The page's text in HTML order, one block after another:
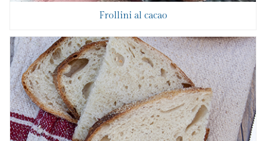
Frollini al cacao